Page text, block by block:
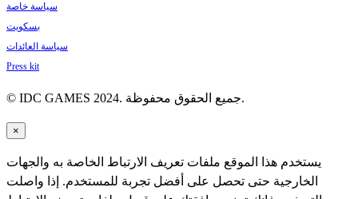
سياسة خاصة
بسكويت
سياسة العائدات
Press kit
© IDC GAMES 2024. جميع الحقوق محفوظة.
×
يستخدم هذا الموقع ملفات تعريف الارتباط الخاصة به والجهات
الخارجية حتى تحصل على أفضل تجربة للمستخدم. إذا واصلت